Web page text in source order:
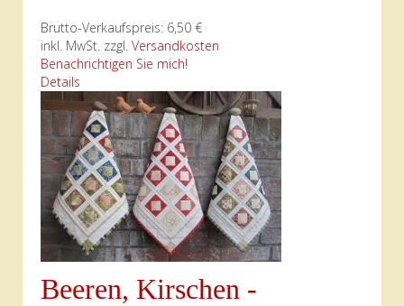
Brutto-Verkaufspreis: 6,50 €
inkl. MwSt. zzgl. Versandkosten
Benachrichtigen Sie mich!
Details
Beeren, Kirschen -